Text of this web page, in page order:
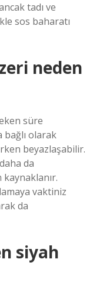
tadı ve
sos baharatı
neden
süre
bağlı olarak
beyazlaşabilir.
da
kaynaklanır.
vaktiniz
da
siyah